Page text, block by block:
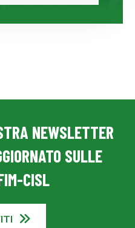
NEWSLETTER
SULLE
CISL